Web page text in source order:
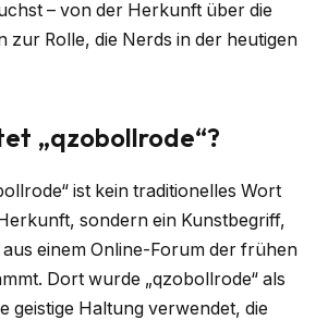
– von der Herkunft über die
zur Rolle, die Nerds in der heutigen
„qzobollrode“?
ist kein traditionelles Wort
sondern ein Kunstbegriff,
einem Online-Forum der frühen
Dort wurde „qzobollrode“ als
geistige Haltung verwendet, die